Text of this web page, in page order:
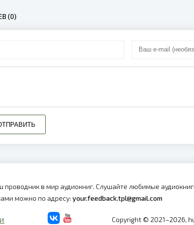
(0)
проводник в мир аудиокниг. Слушайте любимые
можно по адресу: your.feedback.tpl@gmail.com
Copyright © 2021–2026,